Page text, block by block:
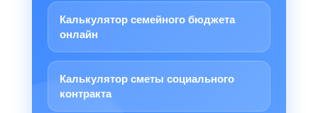
Калькулятор семейного бюджета
онлайн
Калькулятор сметы социального
контракта